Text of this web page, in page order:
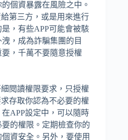
個資暴露在風險之中。
第三方，或是用來進行
，有些APP可能會被駭
，成為詐騙集團的目
要，千萬不要隨意授權
閱讀權限要求，只授權
存取你認為不必要的權
APP設定中，可以隨時
的權限。定期檢查你的
資安全。另外，要使用